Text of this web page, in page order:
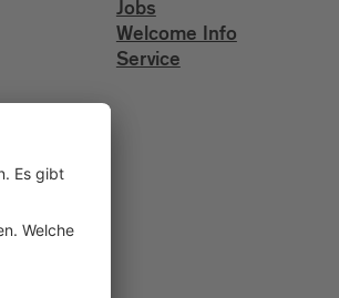
Jobs
Welcome Info
Service